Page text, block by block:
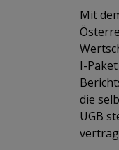
Mit
I-
die
UGB